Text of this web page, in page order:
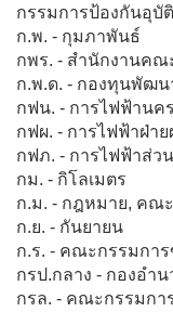
กรรมการป้องกันอุบั
ก.พ. - กุมภาพันธ์
กพร. - สำนักงานคณ
ก.พ.ด. - กองทุนพัฒน
กฟน. - การไฟฟ้านค
กฟผ. - การไฟฟ้าฝ่า
กฟภ. - การไฟฟ้าส่ว
กม. - กิโลเมตร
ก.ม. - กฎหมาย, คณ
ก.ย. - กันยายน
ก.ร. - คณะกรรมกา
กรป.กลาง - กองอำ
กรล. - คณะกรรมกา